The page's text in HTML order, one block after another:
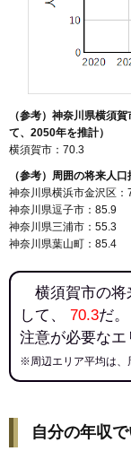
（参考）神奈川県横須
て、2050年を推計）
横須賀市：70.3
（参考）周囲の将来人
神奈川県横浜市金沢区：
神奈川県逗子市：85.9
神奈川県三浦市：55.3
神奈川県葉山町：85.4
横須賀市の将
して、 70.3だ
注意が必要なエ
※周辺エリア平均は、
自分の年収